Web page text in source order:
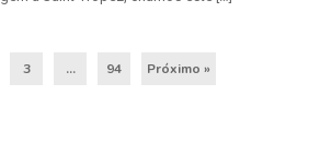
3 … 94 Próximo »